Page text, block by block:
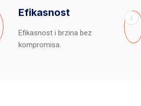
Efikasnost
Efikasnost i brzina bez
kompromisa.
4